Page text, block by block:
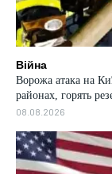
Війна
Ворожа атака на
районах, горять
08.08.2026